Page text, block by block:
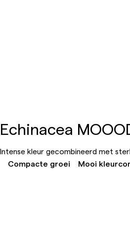
Echinacea
Intense kleur gecombineerd met
Compacte groei Mooi